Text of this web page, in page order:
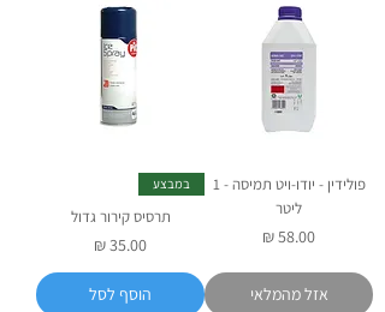
פולידין - יודו-ויט תמיסה - 1
ליטר
מחיר
אזל מהמלאי
במבצע
תרסיס קירור גדול
מחיר
הוסף לסל